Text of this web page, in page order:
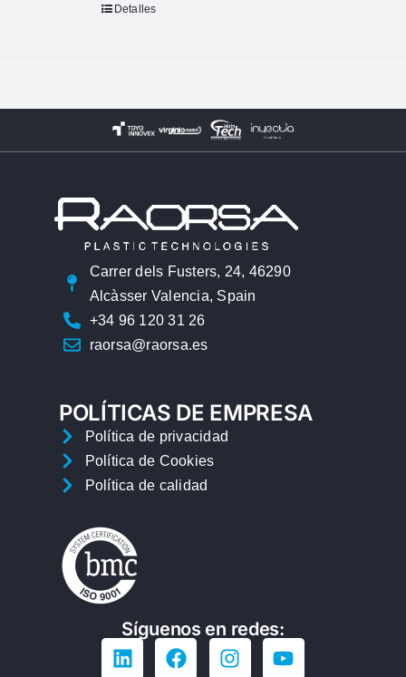
Detalles
Carrer dels Fusters, 24, 46290
Alcàsser Valencia, Spain
+34 96 120 31 26
raorsa@raorsa.es
POLÍTICAS DE EMPRESA
Política de privacidad
Política de Cookies
Política de calidad
Síguenos en redes: